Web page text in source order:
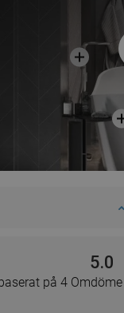
5.0
på 4 Omdöme